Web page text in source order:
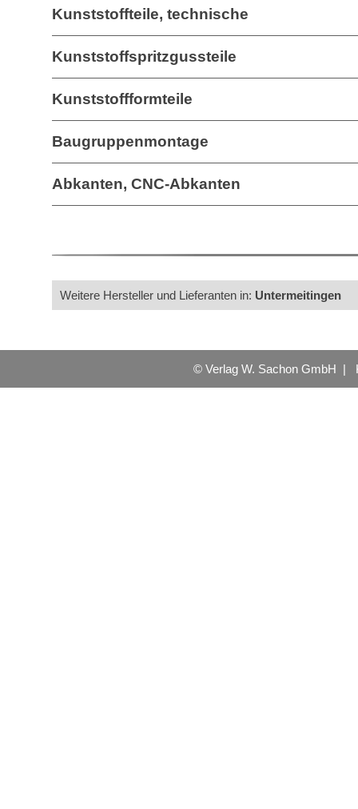
Kunststoffteile, technische
Kunststoffspritzgussteile
Kunststoffformteile
Baugruppenmontage
Abkanten, CNC-Abkanten
Weitere Hersteller und Lieferanten in: Untermeitingen
© Verlag W. Sachon GmbH |